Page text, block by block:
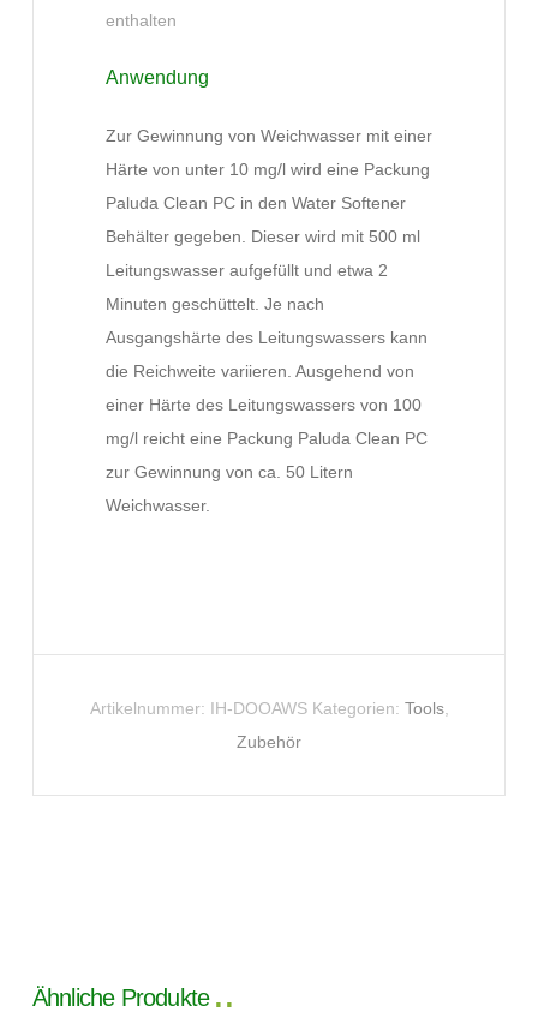
enthalten
Anwendung
Zur Gewinnung von Weichwasser mit einer
Härte von unter 10 mg/l wird eine Packung
Paluda Clean PC in den Water Softener
Behälter gegeben. Dieser wird mit 500 ml
Leitungswasser aufgefüllt und etwa 2
Minuten geschüttelt. Je nach
Ausgangshärte des Leitungswassers kann
die Reichweite variieren. Ausgehend von
einer Härte des Leitungswassers von 100
mg/l reicht eine Packung Paluda Clean PC
zur Gewinnung von ca. 50 Litern
Weichwasser.
Artikelnummer: IH-DOOAWS Kategorien: Tools,
Zubehör
Ähnliche Produkte